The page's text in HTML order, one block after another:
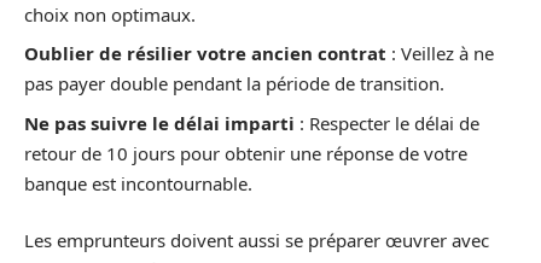
choix non optimaux.
Oublier de résilier votre ancien contrat : Veillez à ne
pas payer double pendant la période de transition.
Ne pas suivre le délai imparti : Respecter le délai de
retour de 10 jours pour obtenir une réponse de votre
banque est incontournable.
Les emprunteurs doivent aussi se préparer œuvrer avec